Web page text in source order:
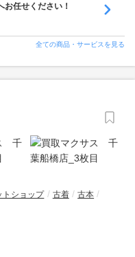
お任せください！
全ての商品・サービスを見る
トショップ 古着
古本